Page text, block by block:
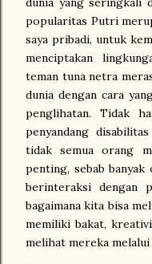
popularitas Putri
saya pribadi, untuk
menciptakan
teman tuna netra
dunia dengan cara
penglihatan. Tidak
penyandang
tidak semua orang
penting, sebab
berinteraksi dengan
bagaimana kita bisa
memiliki bakat,
melihat mereka